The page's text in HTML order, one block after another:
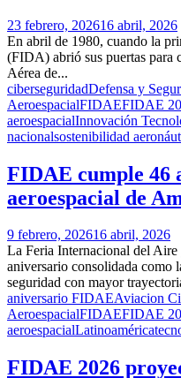
23 febrero, 202616 abril, 2026
En abril de 1980, cuando la
(FIDA) abrió sus puertas para
Aérea de...
ciberseguridadDefensa y
AeroespacialFIDAEFIDAE
aeroespacialInnovación
nacionalsostenibilidad
FIDAE cumple 46
aeroespacial de
9 febrero, 202616 abril, 2026
La Feria Internacional del
aniversario consolidada como
seguridad con mayor
aniversario FIDAEAviacion
AeroespacialFIDAEFIDAE
aeroespacialLatinoamérica
FIDAE 2026